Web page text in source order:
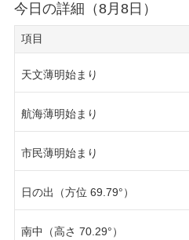
今日の詳細（8月8日）
項目
天文薄明始まり
航海薄明始まり
市民薄明始まり
日の出（方位 69.79°）
南中（高さ 70.29°）